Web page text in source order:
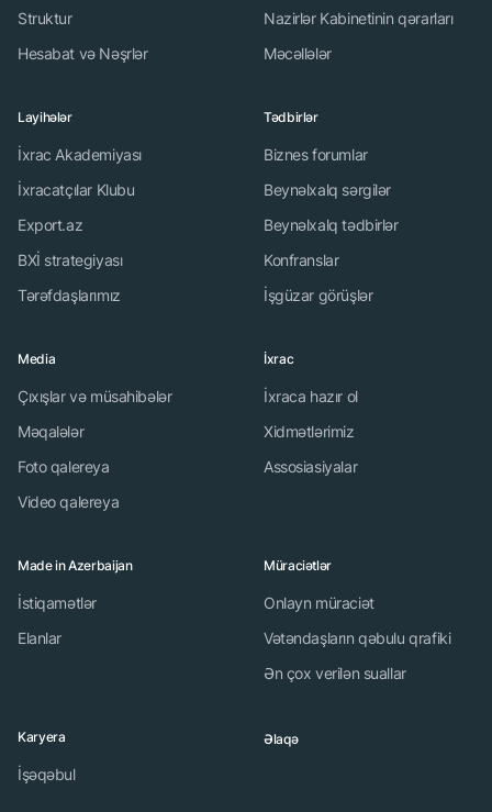
Struktur
Hesabat və Nəşrlər
Nazirlər Kabinetinin qərarları
Məcəllələr
Layihələr
İxrac Akademiyası
İxracatçılar Klubu
Export.az
BXİ strategiyası
Tərəfdaşlarımız
Tədbirlər
Biznes forumlar
Beynəlxalq sərgilər
Beynəlxalq tədbirlər
Konfranslar
İşgüzar görüşlər
Media
Çıxışlar və müsahibələr
Məqalələr
Foto qalereya
Video qalereya
İxrac
İxraca hazır ol
Xidmətlərimiz
Assosiasiyalar
Made in Azerbaijan
İstiqamətlər
Elanlar
Müraciətlər
Onlayn müraciət
Vətəndaşların qəbulu qrafiki
Ən çox verilən suallar
Karyera
İşəqəbul
Əlaqə